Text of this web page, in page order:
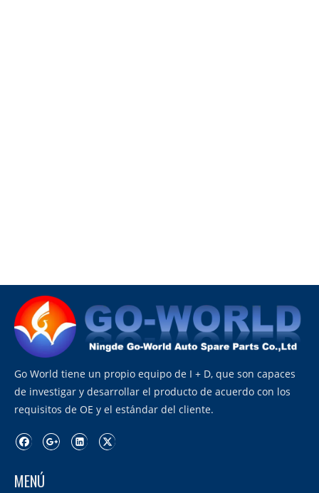
Go World tiene un propio equipo de I + D, que son capaces
de investigar y desarrollar el producto de acuerdo con los
requisitos de OE y el estándar del cliente.
MENÚ